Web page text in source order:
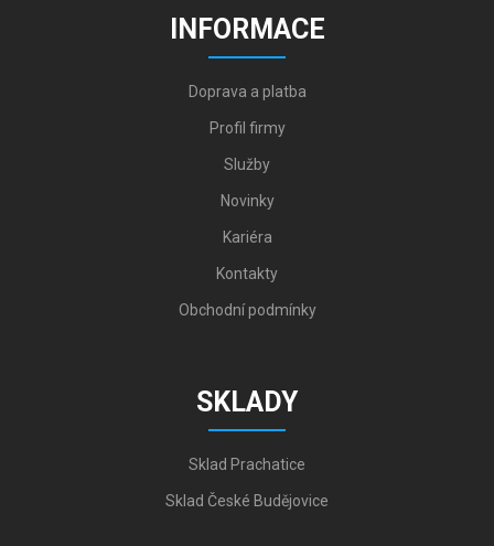
INFORMACE
Doprava a platba
Profil firmy
Služby
Novinky
Kariéra
Kontakty
Obchodní podmínky
SKLADY
Sklad Prachatice
Sklad České Budějovice